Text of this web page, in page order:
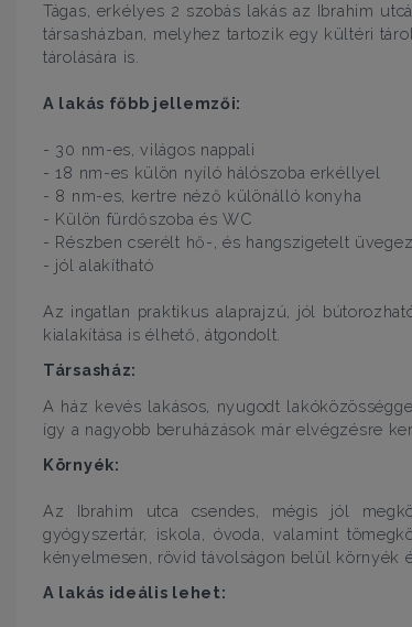
Tágas, erkélyes 2 szobás lakás az Ibrahim
társasházban, melyhez tartozik egy kültéri
tárolására is.
A lakás főbb jellemzői:
- 30 nm-es, világos nappali
- 18 nm-es külön nyíló hálószoba erkéllyel
- 8 nm-es, kertre néző különálló konyha
- Külön fürdőszoba és WC
- Részben cserélt hő-, és hangszigetelt
- jól alakítható
Az ingatlan praktikus alaprajzú, jól
kialakítása is élhető, átgondolt.
Társasház:
A ház kevés lakásos, nyugodt
így a nagyobb beruházások már elvégzésre
Környék:
Az Ibrahim utca csendes, mégis jól
gyógyszertár, iskola, óvoda, valamint
kényelmesen, rövid távolságon belül környék
A lakás ideális lehet: